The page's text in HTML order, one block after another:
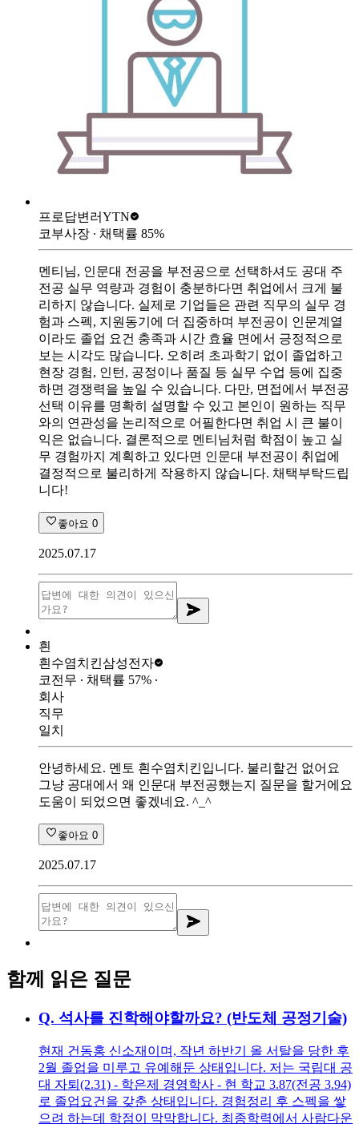
프로답변러YTN
코부사장 ∙ 채택률 85%
멘티님, 인문대 전공을 부전공으로 선택하셔도 공대 주
전공 실무 역량과 경험이 충분하다면 취업에서 크게 불
리하지 않습니다. 실제로 기업들은 관련 직무의 실무 경
험과 스펙, 지원동기에 더 집중하며 부전공이 인문계열
이라도 졸업 요건 충족과 시간 효율 면에서 긍정적으로
보는 시각도 많습니다. 오히려 초과학기 없이 졸업하고
현장 경험, 인턴, 공정이나 품질 등 실무 수업 등에 집중
하면 경쟁력을 높일 수 있습니다. 다만, 면접에서 부전공
선택 이유를 명확히 설명할 수 있고 본인이 원하는 직무
와의 연관성을 논리적으로 어필한다면 취업 시 큰 불이
익은 없습니다. 결론적으로 멘티님처럼 학점이 높고 실
무 경험까지 계획하고 있다면 인문대 부전공이 취업에
결정적으로 불리하게 작용하지 않습니다. 채택부탁드립
니다!
좋아요 0
2025.07.17
흰
흰수염치킨삼성전자
코전무 ∙ 채택률 57% ∙
회사
직무
일치
안녕하세요. 멘토 흰수염치킨입니다. 불리할건 없어요
그냥 공대에서 왜 인문대 부전공했는지 질문을 할거에요
도움이 되었으면 좋겠네요. ^_^
좋아요 0
2025.07.17
함께 읽은 질문
Q. 석사를 진학해야할까요? (반도체 공정기술)
현재 건동홍 신소재이며, 작년 하반기 올 서탈을 당한 후
2월 졸업을 미루고 유예해둔 상태입니다. 저는 국립대 공
대 자퇴(2.31) - 학은제 경영학사 - 현 학교 3.87(전공 3.94)
로 졸업요건을 갖춘 상태입니다. 경험정리 후 스펙을 쌓
으려 하는데 학점이 막막합니다. 최종학력에서 사람다운